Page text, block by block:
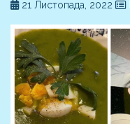
21 Листопада, 2022